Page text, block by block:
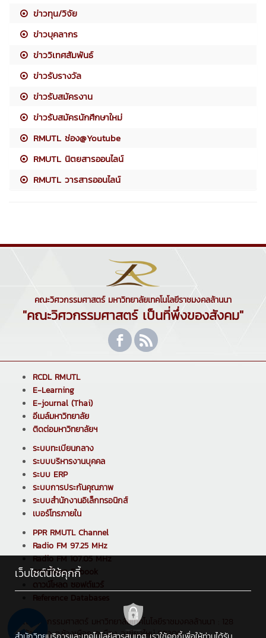
ข่าวทุน/วิจัย
ข่าวบุคลากร
ข่าววิเทศสัมพันธ์
ข่าวรับรางวัล
ข่าวรับสมัครงาน
ข่าวรับสมัครนักศึกษาใหม่
RMUTL ช่อง@Youtube
RMUTL นิตยสารออนไลน์
RMUTL วารสารออนไลน์
คณะวิศวกรรมศาสตร์ มหาวิทยาลัยเทคโนโลยีราชมงคลล้านนา
"คณะวิศวกรรมศาสตร์ เป็นที่พึ่งของสังคม"
RCDL RMUTL
E-Learning
E-journal (Thai)
อีเมล์มหาวิทยาลัย
ติดต่อมหาวิทยาลัยฯ
ระบบทะเบียนกลาง
ระบบบริหารงานบุคคล
ระบบ ERP
ระบบการประกันคุณภาพ
ระบบสำนักงานอิเล็กทรอนิกส์
เบอร์โทรภายใน
PPR RMUTL Channel
Radio FM 97.25 MHz
Radio FM 107.05 MHz
ดาวน์โหลด E-book
ดาวน์โหลด ซอฟต์แวร์
Reference Databases
คณะวิศวกรรมศาสตร์ มหาวิทยาลัยเทคโนโลยีราชมงคลล้านนา : 128
ถ.ห้วยแก้ว ต.ช้างเผือก อ.เมือง จ.เชียงใหม่ 50300
เว็บไซต์นี้ใช้คุกกี้